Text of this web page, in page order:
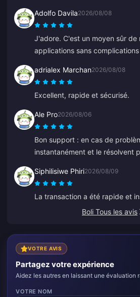
Adolfo Davila2026/08/08
J'adore. C'est un moyen sûr de
applications sans
adrialex Marchan2026/08/08
Excellent, rapide et sécurisé.
Ale Pro2026/08/06
Bon support : en cas de
instantanément et le résolvent
Siphilisiwe Phiri2026/08/09
La transaction a été rapide et
Boli Tous les avis
VOTRE AVIS
Partagez votre expérience
Aidez les autres en laissant une évaluation
VOTRE NOM